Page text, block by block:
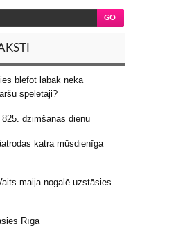
blefot labāk nekā
spēlētāji?
dzimšanas dienu
katra mūsdienīga
maija nogalē uzstāsies
Rīgā